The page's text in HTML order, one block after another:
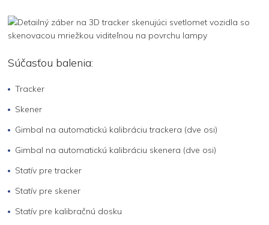
Súčasťou balenia:
Tracker
Skener
Gimbal na automatickú kalibráciu trackera (dve osi)
Gimbal na automatickú kalibráciu skenera (dve osi)
Statív pre tracker
Statív pre skener
Statív pre kalibračnú dosku